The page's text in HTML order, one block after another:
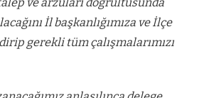
İl başkanlığımıza ve İlçe
gerekli tüm çalışmalarımızı